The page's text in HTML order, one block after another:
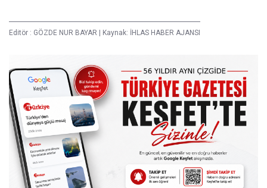
Editör : GÖZDE NUR BAYAR Kaynak: İHLAS HABER AJANSI